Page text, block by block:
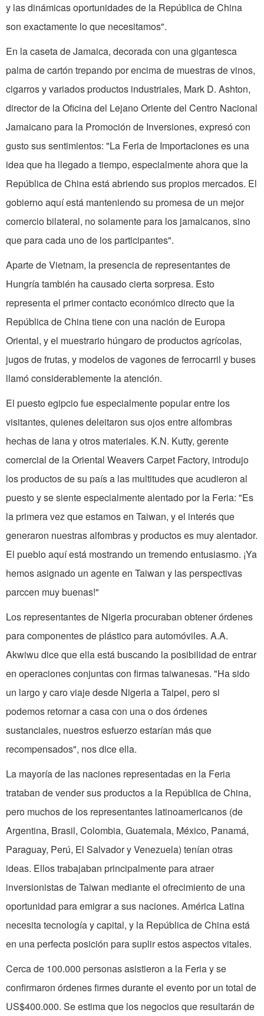
y las dinámicas oportunidades de la República de China
son exactamente lo que necesitamos".
En la caseta de Jamaica, decorada con una gigantesca
palma de cartón trepando por encima de muestras de vinos,
cigarros y variados productos industriales, Mark D. Ashton,
director de la Oficina del Lejano Oriente del Centro Nacional
Jamaicano para la Promoción de Inversiones, expresó con
gusto sus sentimientos: "La Feria de Importaciones es una
idea que ha llegado a tiempo, especialmente ahora que la
República de China está abriendo sus propios mercados. El
gobierno aquí está manteniendo su promesa de un mejor
comercio bilateral, no solamente para los jamaicanos, sino
que para cada uno de los participantes".
Aparte de Vietnam, la presencia de representantes de
Hungría también ha causado cierta sorpresa. Esto
representa el primer contacto económico directo que la
República de China tiene con una nación de Europa
Oriental, y el muestrario húngaro de productos agrícolas,
jugos de frutas, y modelos de vagones de ferrocarril y buses
llamó considerablemente la atención.
El puesto egipcio fue especialmente popular entre los
visitantes, quienes deleitaron sus ojos entre alfombras
hechas de lana y otros materiales. K.N. Kutty, gerente
comercial de la Oriental Weavers Carpet Factory, introdujo
los productos de su país a las multitudes que acudieron al
puesto y se siente especialmente alentado por la Feria: "Es
la primera vez que estamos en Taiwan, y el interés que
generaron nuestras alfombras y productos es muy alentador.
El pueblo aquí está mostrando un tremendo entusiasmo. ¡Ya
hemos asignado un agente en Taiwan y las perspectivas
parccen muy buenas!"
Los representantes de Nigeria procuraban obtener órdenes
para componentes de plástico para automóviles. A.A.
Akwiwu dice que ella está buscando la posibilidad de entrar
en operaciones conjuntas con firmas taiwanesas. "Ha sido
un largo y caro viaje desde Nigeria a Taipei, pero si
podemos retornar a casa con una o dos órdenes
sustanciales, nuestros esfuerzo estarían más que
recompensados", nos dice ella.
La mayoría de las naciones representadas en la Feria
trataban de vender sus productos a la República de China,
pero muchos de los representantes latinoamericanos (de
Argentina, Brasil, Colombia, Guatemala, México, Panamá,
Paraguay, Perú, El Salvador y Venezuela) tenían otras
ideas. Ellos trabajaban principalmente para atraer
inversionistas de Taiwan mediante el ofrecimiento de una
oportunidad para emigrar a sus naciones. América Latina
necesita tecnología y capital, y la República de China está
en una perfecta posición para suplir estos aspectos vitales.
Cerca de 100.000 personas asistieron a la Feria y se
confirmaron órdenes firmes durante el evento por un total de
US$400.000. Se estima que los negocios que resultarán de